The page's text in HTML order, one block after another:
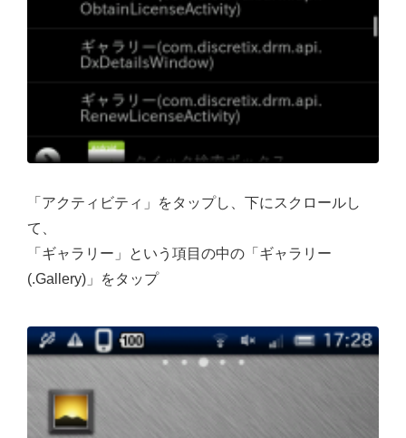
「アクティビティ」をタップし、下にスクロールし
て、
「ギャラリー」という項目の中の「ギャラリー
(.Gallery)」をタップ